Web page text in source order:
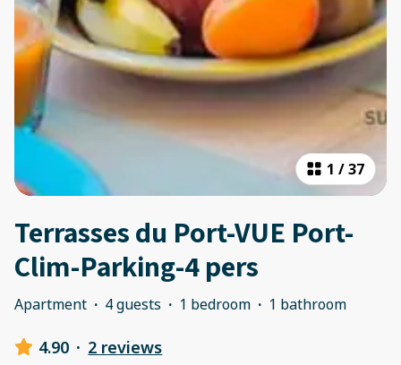
1 /37
Terrasses du Port-VUE Port-
Clim-Parking-4 pers
Apartment · 4 guests · 1 bedroom · 1 bathroom
4.90 · 2 reviews